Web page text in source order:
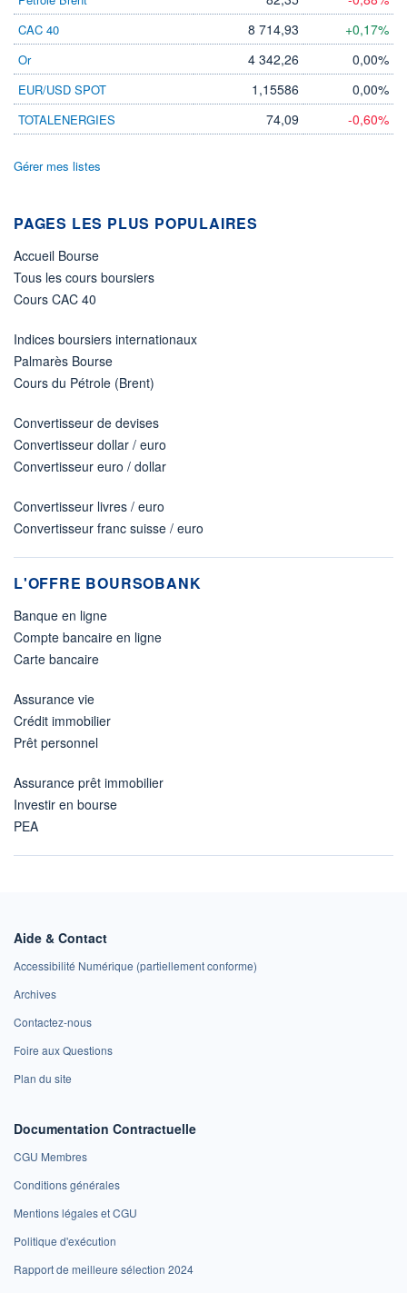
ÉLIGIBILITÉ
Non éligible
+ PORTEFEUILLE + LISTE
CAC 40 8 714,93 +0,17%
Or 4 342,26 0,00%
EUR/USD SPOT 1,15586 0,00%
TOTALENERGIES 74,09 -0,60%
Gérer mes listes
PAGES LES PLUS POPULAIRES
Accueil Bourse
Tous les cours boursiers
Cours CAC 40
Indices boursiers internationaux
Palmarès Bourse
Cours du Pétrole (Brent)
Convertisseur de devises
Convertisseur dollar / euro
Convertisseur euro / dollar
Convertisseur livres / euro
Convertisseur franc suisse / euro
L'OFFRE BOURSOBANK
Banque en ligne
Compte bancaire en ligne
Carte bancaire
Assurance vie
Crédit immobilier
Prêt personnel
Assurance prêt immobilier
Investir en bourse
PEA
Aide & Contact
Accessibilité Numérique (partiellement conforme)
Archives
Contactez-nous
Foire aux Questions
Plan du site
Documentation Contractuelle
CGU Membres
Conditions générales
Mentions légales et CGU
Politique d'exécution
Rapport de meilleure sélection 2024